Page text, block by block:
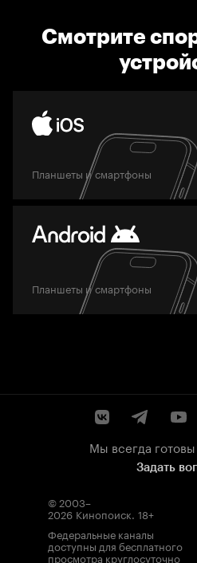
Смотрите
Планшеты и смартфоны
Планшеты и смартфоны
Мы всегда
Задать
© 2003–
2026 Кинопоиск. 18+
Федеральные каналы
доступны для бесплатного
просмотра круглосуточно